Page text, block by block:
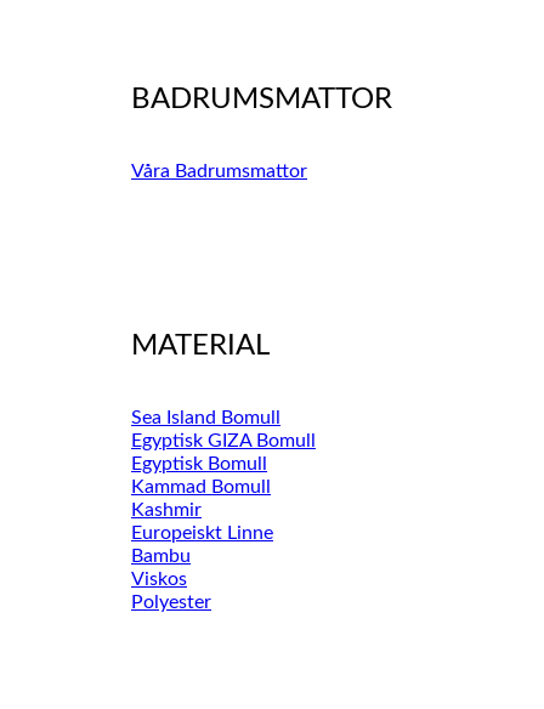
BADRUMSMATTOR
Våra Badrumsmattor
MATERIAL
Sea Island Bomull
Egyptisk GIZA Bomull
Egyptisk Bomull
Kammad Bomull
Kashmir
Europeiskt Linne
Bambu
Viskos
Polyester